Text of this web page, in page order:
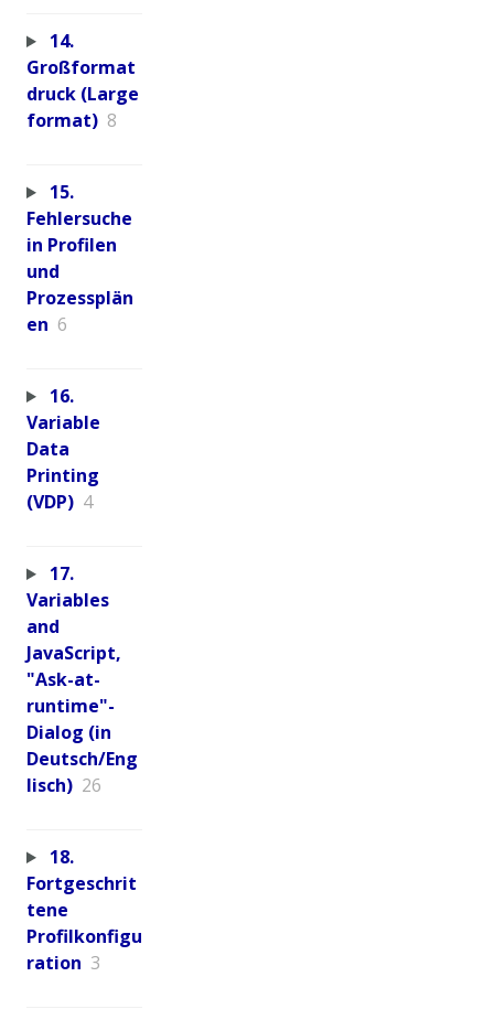
14.
Großformat
druck (Large
format) 8
15.
Fehlersuche
in Profilen
und
Prozessplän
en 6
16.
Variable
Data
Printing
(VDP) 4
17.
Variables
and
JavaScript,
"Ask-at-
runtime"-
Dialog (in
Deutsch/Eng
lisch) 26
18.
Fortgeschrit
tene
Profilkonfigu
ration 3